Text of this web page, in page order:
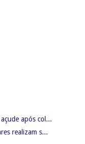
após col...
realizam s...